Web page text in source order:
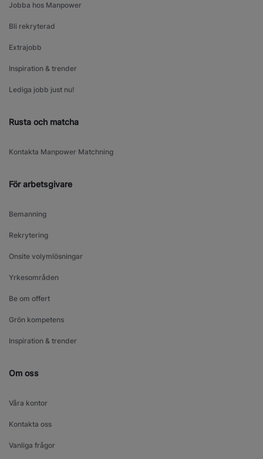
Jobba hos Manpower
Bli rekryterad
Extrajobb
Inspiration & trender
Lediga jobb just nu!
Rusta och matcha
Kontakta Manpower Matchning
För arbetsgivare
Bemanning
Rekrytering
Onsite volymlösningar
Yrkesområden
Be om offert
Grön kompetens
Inspiration & trender
Om oss
Våra kontor
Kontakta oss
Vanliga frågor